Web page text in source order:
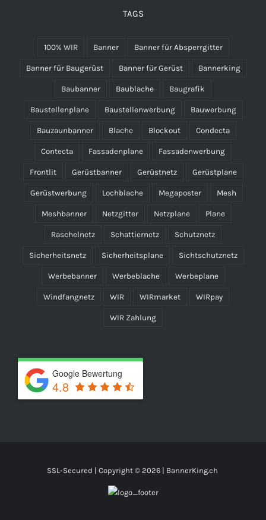
TAGS
100% WIR Banner Banner für Absperrgitter
Banner für Baugerüst Banner für Gerüst Bannerking
Baubanner Baublache Baugrafik
Baustellenplane Baustellenwerbung Bauwerbung
Bauzaunbanner Blache Blockout Condecta
Contecta Fassadenplane Fassadenwerbung
Frontlit Gerüstbanner Gerüstnetz Gerüstplane
Gerüstwerbung Lochblache Megaposter Mesh
Meshbanner Netzgitter Netzplane Plane
Raschelnetz Schattiernetz Schutznetz
Sicherheitsnetz Sicherheitsplane Sichtschutznetz
Werbebanner Werbeblache Werbeplane
Windfangnetz WIR WIRmarket WIRpay
WIR Zahlung
Google Bewertung
4.8
SSL-Secured | Copyright © 2026 | BannerKing.ch